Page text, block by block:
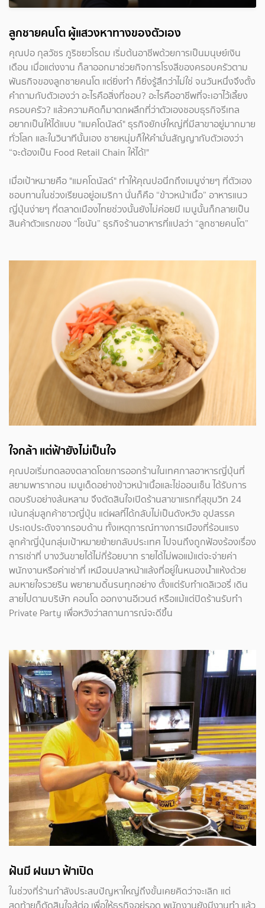
ลูกชายคนโต ผู้แสวงหาทางของตัวเอง
คุณปอ กุลวัชร ภูริชยวโรดม เริ่มต้นอาชีพด้วยการเป็นมนุษย์เงิน
เดือน เมื่อแต่งงาน ก็ลาออกมาช่วยกิจการโรงสีของครอบครัวตาม
พันธกิจของลูกชายคนโต แต่ยิ่งทำ ก็ยิ่งรู้สึกว่าไม่ใช่ จนวันหนึ่งจึงตั้ง
คำถามกับตัวเองว่า อะไรคือสิ่งที่ชอบ? อะไรคืออาชีพที่จะเอาไว้เลี้ยง
ครอบครัว? แล้วความคิดก็มาตกผลึกที่ว่าตัวเองชอบธุรกิจรีเทล
อยากเป็นให้ได้แบบ "แมคโดนัลด์" ธุรกิจยักษ์ใหญ่ที่มีสาขาอยู่มากมาย
ทั่วโลก และในวินาทีนั้นเอง ชายหนุ่มก็ให้คำมั่นสัญญากับตัวเองว่า
“จะต้องเป็น Food Retail Chain ให้ได้!"
เมื่อเป้าหมายคือ "แมคโดนัลด์" ทำให้คุณปอนึกถึงเมนูง่ายๆ ที่ตัวเอง
ชอบทานในช่วงเรียนอยู่อเมริกา นั่นก็คือ “ข้าวหน้าเนื้อ” อาหารแนว
ญี่ปุ่นง่ายๆ ที่ตลาดเมืองไทยช่วงนั้นยังไม่ค่อยมี เมนูนั้นก็กลายเป็น
สินค้าตัวแรกของ “โชนัน” ธุรกิจร้านอาหารที่แปลว่า “ลูกชายคนโต”
ใจกล้า แต่ฟ้ายังไม่เป็นใจ
คุณปอเริ่มทดลองตลาดโดยการออกร้านในเทศกาลอาหารญี่ปุ่นที่
สยามพารากอน เมนูเด็ดอย่างข้าวหน้าเนื้อและไข่ออนเซ็น ได้รับการ
ตอบรับอย่างล้นหลาม จึงตัดสินใจเปิดร้านสาขาแรกที่สุขุมวิท 24
เน้นกลุ่มลูกค้าชาวญี่ปุ่น แต่ผลที่ได้กลับไม่เป็นดังหวัง อุปสรรค
ประเดประดังจากรอบด้าน ทั้งเหตุการณ์ทางการเมืองที่ร้อนแรง
ลูกค้าญี่ปุ่นกลุ่มเป้าหมายย้ายกลับประเทศ ไปจนถึงถูกฟ้องร้องเรื่อง
การเช่าที่ บางวันขายได้ไม่กี่ร้อยบาท รายได้ไม่พอแม้แต่จะจ่ายค่า
พนักงานหรือค่าเช่าที่ เหมือนปลาหน้าแล้งที่อยู่ในหนองน้ำแห้งด้วย
ลมหายใจรวยริน พยายามดิ้นรนทุกอย่าง ตั้งแต่รับทำเดลิเวอรี่ เดิน
สายไปตามบริษัท คอนโด ออกงานอีเวนต์ หรือแม้แต่ปิดร้านรับทำ
Private Party เพื่อหวังว่าสถานการณ์จะดีขึ้น
ฝันมี ฝนมา ฟ้าเปิด
ในช่วงที่ร้านกำลังประสบปัญหาใหญ่ถึงขั้นเคยคิดว่าจะเลิก แต่
สุดท้ายก็ตัดสินใจสู้ต่อ เพื่อให้ธุรกิจอยู่รอด พนักงานยังมีงานทำ แล้ว